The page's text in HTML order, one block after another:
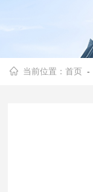
当前位置：首页 -